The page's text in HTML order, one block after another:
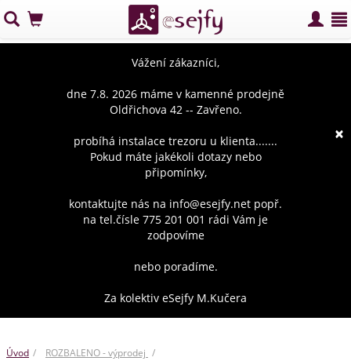
×
Vážení zákazníci,
dne 7.8. 2026 máme v kamenné prodejně
Oldřichova 42 -- Zavřeno.
probíhá instalace trezoru u klienta.......
Pokud máte jakékoli dotazy nebo
připomínky,
kontaktujte nás na info@esejfy.net popř.
na tel.čísle 775 201 001 rádi Vám je
zodpovíme
nebo poradíme.
Za kolektiv eSejfy M.Kučera
Úvod ROZBALENO - výprodej